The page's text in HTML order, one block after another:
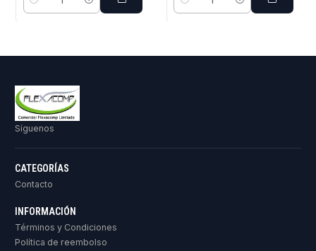
Cantidad Cantidad
Síguenos
CATEGORÍAS
Contacto
INFORMACIÓN
Términos y Condiciones
Política de reembolso